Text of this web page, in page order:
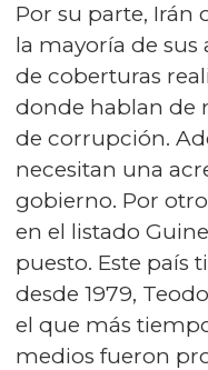
Por su parte, Irán
la mayoría de sus
de coberturas
donde hablan de
de corrupción.
necesitan una
gobierno. Por
en el listado
puesto. Este país
desde 1979,
el que más
medios fueron